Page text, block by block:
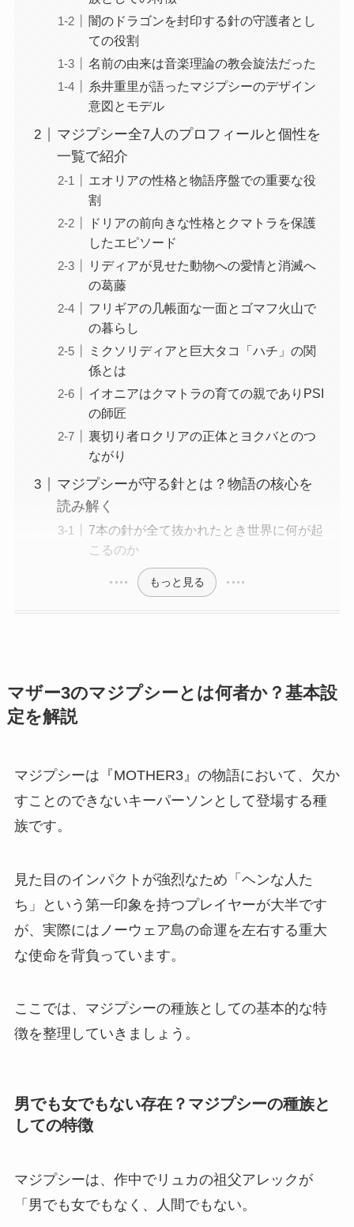
闇のドラゴンを封印する針の守護者とし
ての役割
名前の由来は音楽理論の教会旋法だった
糸井重里が語ったマジプシーのデザイン
意図とモデル
マジプシー全7人のプロフィールと個性を
一覧で紹介
エオリアの性格と物語序盤での重要な役
割
ドリアの前向きな性格とクマトラを保護
したエピソード
リディアが見せた動物への愛情と消滅へ
の葛藤
フリギアの几帳面な一面とゴマフ火山で
の暮らし
ミクソリディアと巨大タコ「ハチ」の関
係とは
イオニアはクマトラの育ての親でありPSI
の師匠
裏切り者ロクリアの正体とヨクバとのつ
ながり
マジプシーが守る針とは？物語の核心を
読み解く
7本の針が全て抜かれたとき世界に何が起
こるのか
もっと見る
マザー3のマジプシーとは何者か？基本設
定を解説
マジプシーは『MOTHER3』の物語において、欠か
すことのできないキーパーソンとして登場する種
族です。
見た目のインパクトが強烈なため「ヘンな人た
ち」という第一印象を持つプレイヤーが大半です
が、実際にはノーウェア島の命運を左右する重大
な使命を背負っています。
ここでは、マジプシーの種族としての基本的な特
徴を整理していきましょう。
男でも女でもない存在？マジプシーの種族と
しての特徴
マジプシーは、作中でリュカの祖父アレックが
「男でも女でもなく、人間でもない。